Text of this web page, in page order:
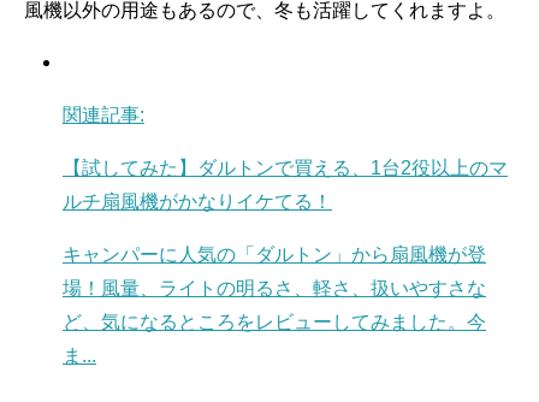
風機以外の用途もあるので、冬も活躍してくれますよ。
関連記事:
【試してみた】ダルトンで買える、1台2役以上のマ
ルチ扇風機がかなりイケてる！
キャンパーに人気の「ダルトン」から扇風機が登
場！風量、ライトの明るさ、軽さ、扱いやすさな
ど、気になるところをレビューしてみました。今
ま...